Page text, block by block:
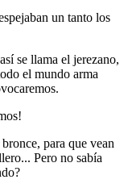
un tanto los
se llama el jerezano,
el mundo arma
para que vean
Pero no sabía